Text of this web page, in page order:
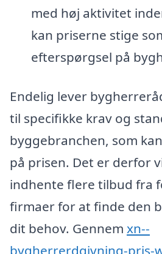
med høj aktivitet
kan priserne stige
efterspørgsel på
Endelig lever
til specifikke krav og
byggebranchen, som
på prisen. Det er derfor
indhente flere tilbud fra
firmaer for at finde den
dit behov. Gennem xn--
bygherrerdgivning-pris-